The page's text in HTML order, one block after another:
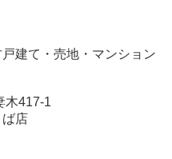
建て・売地・マンション
木417-1
店